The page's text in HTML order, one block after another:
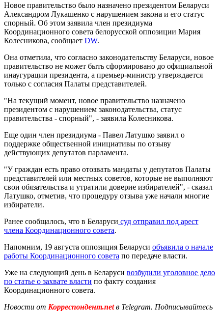
Новое правительство было назначено президентом Беларуси
Александром Лукашенко с нарушением закона и его статус
спорный. Об этом заявила член президиума
Координационного совета белорусской оппозиции Мария
Колесникова, сообщает DW.
Она отметила, что согласно законодательству Беларуси, новое
правительство не может быть сформировано до официальной
инаугурации президента, а премьер-министр утверждается
только с согласия Палаты представителей.
"На текущий момент, новое правительство назначено
президентом с нарушением законодательства, статус
правительства - спорный", - заявила Колесникова.
Еще один член президиума - Павел Латушко заявил о
поддержке общественной инициативы по отзыву
действующих депутатов парламента.
"У граждан есть право отозвать мандаты у депутатов Палаты
представителей или местных советов, которые не выполняют
свои обязательства и утратили доверие избирателей", - сказал
Латушко, отметив, что процедуру отзыва уже начали многие
избиратели.
Ранее сообщалось, что в Беларуси суд отправил под арест
члена Координационного совета.
Напомним, 19 августа оппозиция Беларуси объявила о начале
работы Координационного совета по передаче власти.
Уже на следующий день в Беларуси возбудили уголовное дело
по статье о захвате власти по факту создания
Координационного совета.
Новости от Корреспондент.netв Telegram. Подписывайтесь